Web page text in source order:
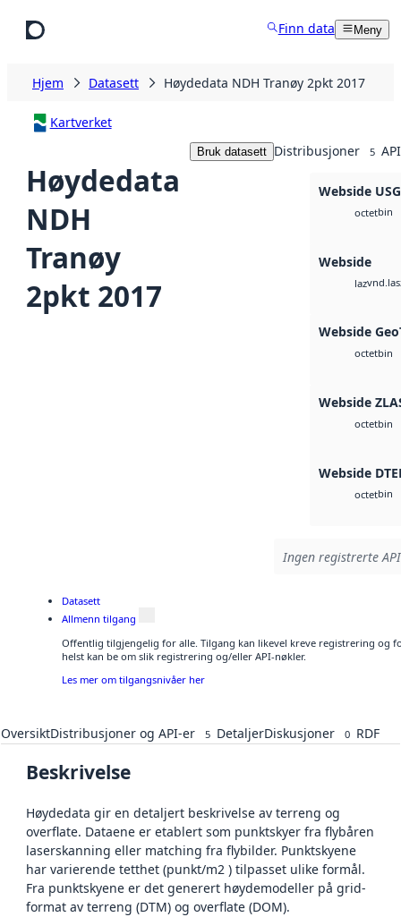
Finn data Meny
Hjem Datasett Høydedata NDH Tranøy 2pkt 2017
Kartverket
Høydedata
NDH
Tranøy
2pkt 2017
Bruk datasett Distribusjoner 5
Webside
octetbin
Webside
laz
Webside
octetbin
Webside
octetbin
Webside
octetbin
Ingen registrerte
Datasett
Allmenn tilgang
Offentlig tilgjengelig for alle. Tilgang kan likevel kreve registrering og
helst kan be om slik registrering og/eller API-nøkler.
Les mer om tilgangsnivåer her
OversiktDistribusjoner og API-er 5 DetaljerDiskusjoner 0 RDF
Beskrivelse
Høydedata gir en detaljert beskrivelse av terreng og
overflate. Dataene er etablert som punktskyer fra flybåren
laserskanning eller matching fra flybilder. Punktskyene
har varierende tetthet (punkt/m2 ) tilpasset ulike formål.
Fra punktskyene er det generert høydemodeller på grid-
format av terreng (DTM) og overflate (DOM).